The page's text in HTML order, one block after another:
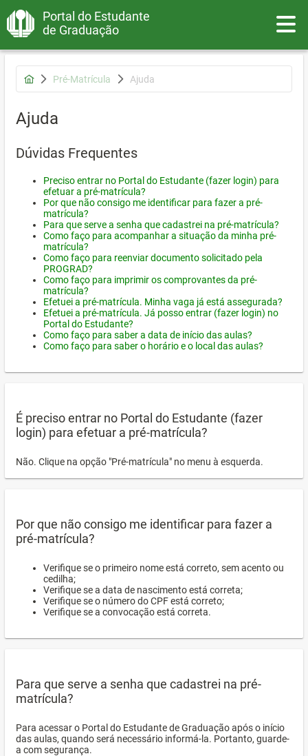
Portal do Estudante
de Graduação
Pré-Matrícula Ajuda
Ajuda
Dúvidas Frequentes
Preciso entrar no Portal do Estudante (fazer login) para
efetuar a pré-matrícula?
Por que não consigo me identificar para fazer a pré-
matrícula?
Para que serve a senha que cadastrei na pré-matrícula?
Como faço para acompanhar a situação da minha pré-
matrícula?
Como faço para reenviar documento solicitado pela
PROGRAD?
Como faço para imprimir os comprovantes da pré-
matrícula?
Efetuei a pré-matrícula. Minha vaga já está assegurada?
Efetuei a pré-matrícula. Já posso entrar (fazer login) no
Portal do Estudante?
Como faço para saber a data de início das aulas?
Como faço para saber o horário e o local das aulas?
É preciso entrar no Portal do Estudante (fazer
login) para efetuar a pré-matrícula?
Não. Clique na opção "Pré-matrícula" no menu à esquerda.
Por que não consigo me identificar para fazer a
pré-matrícula?
Verifique se o primeiro nome está correto, sem acento ou
cedilha;
Verifique se a data de nascimento está correta;
Verifique se o número do CPF está correto;
Verifique se a convocação está correta.
Para que serve a senha que cadastrei na pré-
matrícula?
Para acessar o Portal do Estudante de Graduação após o início
das aulas, quando será necessário informá-la. Portanto, guarde-
a com segurança.